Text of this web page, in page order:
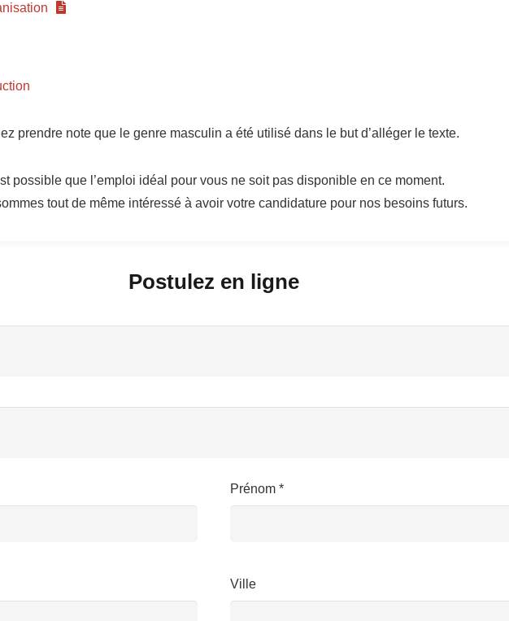
prendre note que le genre masculin a été utilisé dans le but d’alléger le texte.
possible que l’emploi idéal pour vous ne soit pas disponible en ce moment.
tout de même intéressé à avoir votre candidature pour nos besoins futurs.
Postulez en ligne
Prénom *
Ville